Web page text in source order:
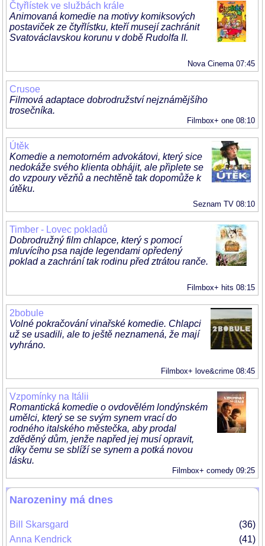
Čtyřlístek ve službách krále
Animovaná komedie na motivy komiksových
postaviček ze čtyřlístku, kteří musejí zachránit
Svatováclavskou korunu v době Rudolfa II.
Nova Cinema 07:45
Crusoe
Filmová adaptace dobrodružství nejznámějšího
trosečníka.
Filmbox+ one 08:10
Útěk
Komedie a nemotorném advokátovi, který sice
nedokáže svého klienta obhájit, ale připlete se
do vzpoury vězňů a nechtěně tak dopomůže k
útěku.
Seznam TV 08:10
Timber - Lovec pokladů
Dobrodružný film chlapce, který s pomocí
mluvícího psa najde legendami opředený
poklad a zachrání tak rodinu před ztrátou ranče.
Filmbox+ hits 08:15
2bobule
Volné pokračování vinařské komedie. Chlapci
už se usadili, ale to ještě neznamená, že mají
vyhráno.
Filmbox+ love&crime 08:45
Vzpomínky na Itálii
Romantická komedie o ovdovělém londýnském
umělci, který se se svým synem vrací do
rodného italského městečka, aby prodal
zděděný dům, jenže napřed jej musí opravit,
díky čemu se sblíží se synem a potká novou
lásku.
Filmbox+ comedy 09:25
Narozeniny má dnes
Bill Skarsgard
36
Anna Kendrick
41